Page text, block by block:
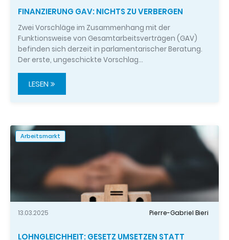
FINANZIERUNG GAV: NICHTS ZU VERBERGEN
Zwei Vorschläge im Zusammenhang mit der
Funktionsweise von Gesamtarbeitsverträgen (GAV)
befinden sich derzeit in parlamentarischer Beratung.
Der erste, ungeschickte Vorschlag…
LESEN
Arbeitsmarkt
13.03.2025 Pierre-Gabriel Bieri
LOHNGLEICHHEIT: GESETZ UMSETZEN STATT